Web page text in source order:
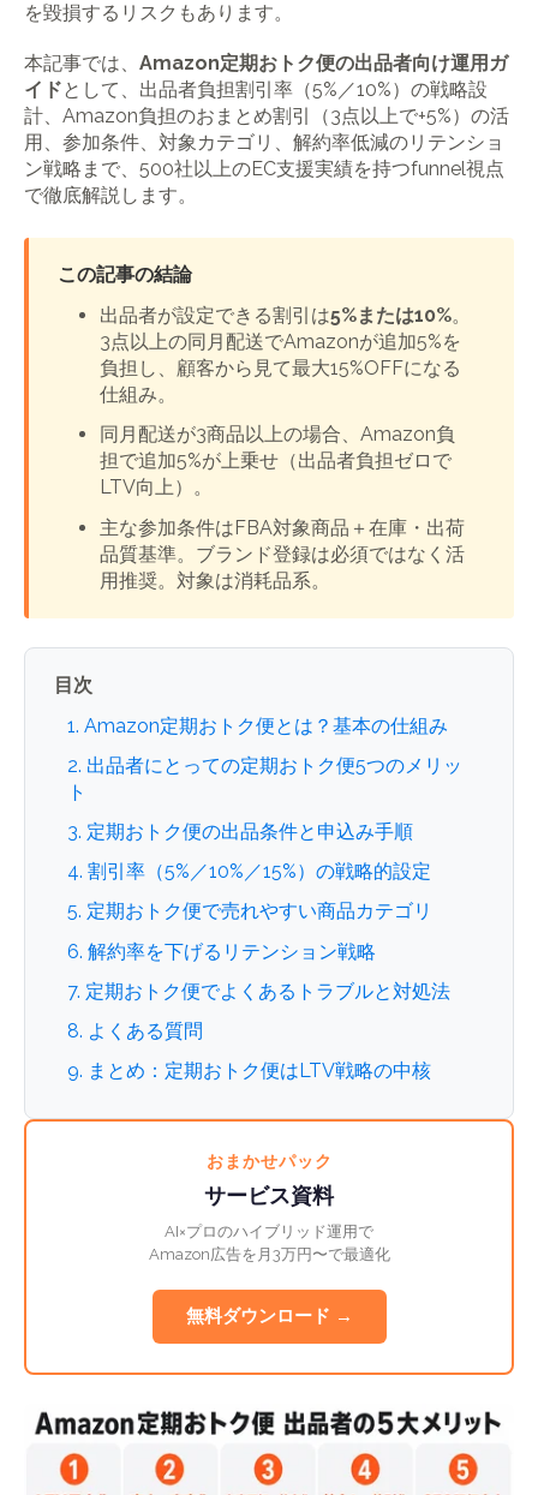
を毀損するリスクもあります。
本記事では、 Amazon定期おトク便の出品者向け運用ガ
イドとして、出品者負担割引率（5%／10%）の戦略設
計、Amazon負担のおまとめ割引（3点以上で+5%）の活
用、参加条件、対象カテゴリ、解約率低減のリテンショ
ン戦略まで、500社以上のEC支援実績を持つfunnel視点
で徹底解説します。
この記事の結論
出品者が設定できる割引は5%または10%。
3点以上の同月配送でAmazonが追加5%を
負担し、顧客から見て最大15%OFFになる
仕組み。
同月配送が3商品以上の場合、Amazon負
担で追加5%が上乗せ（出品者負担ゼロで
LTV向上）。
主な参加条件はFBA対象商品＋在庫・出荷
品質基準。ブランド登録は必須ではなく活
用推奨。対象は消耗品系。
目次
1. Amazon定期おトク便とは？基本の仕組み
2. 出品者にとっての定期おトク便5つのメリッ
ト
3. 定期おトク便の出品条件と申込み手順
4. 割引率（5%／10%／15%）の戦略的設定
5. 定期おトク便で売れやすい商品カテゴリ
6. 解約率を下げるリテンション戦略
7. 定期おトク便でよくあるトラブルと対処法
8. よくある質問
9. まとめ：定期おトク便はLTV戦略の中核
おまかせパック
サービス資料
AI×プロのハイブリッド運用で
Amazon広告を月3万円〜で最適化
無料ダウンロード →